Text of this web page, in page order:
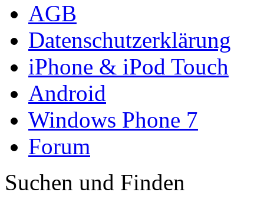
AGB
Datenschutzerklärung
iPhone & iPod Touch
Android
Windows Phone 7
Forum
Suchen und Finden